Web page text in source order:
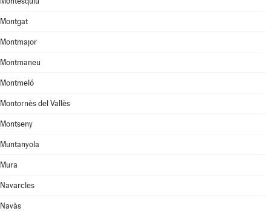
Montgat
Montmajor
Montmaneu
Montmeló
Montornès del Vallès
Montseny
Muntanyola
Mura
Navarcles
Navàs